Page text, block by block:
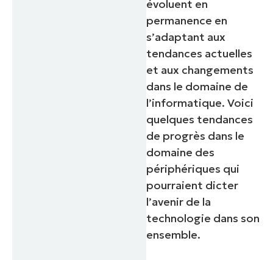
évoluent en
permanence en
s’adaptant aux
tendances actuelles
et aux changements
dans le domaine de
l’informatique. Voici
quelques tendances
de progrès dans le
domaine des
périphériques qui
pourraient dicter
l’avenir de la
technologie dans son
ensemble.